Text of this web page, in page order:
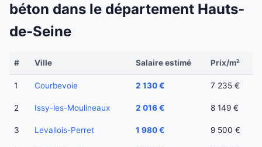
béton dans le département Hauts-
de-Seine
# Ville Salaire estimé Prix/m²
1 Courbevoie 2 130 € 7 235 €
2 Issy-les-Moulineaux 2 016 € 8 149 €
3 Levallois-Perret 1 980 € 9 500 €